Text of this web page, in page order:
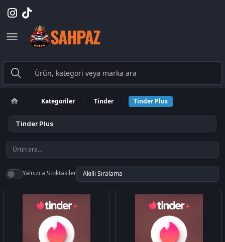
Kategoriler Tinder Tinder Plus
Tinder Plus
Yalnızca Stoktakiler